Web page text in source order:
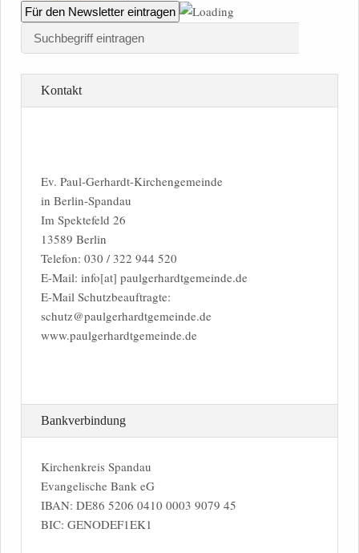
Kontakt
Ev. Paul-Gerhardt-Kirchengemeinde
in Berlin-Spandau
Im Spektefeld 26
13589 Berlin
Telefon: 030 / 322 944 520
E-Mail: info[at] paulgerhardtgemeinde.de
E-Mail Schutzbeauftragte:
schutz@paulgerhardtgemeinde.de
www.paulgerhardtgemeinde.de
Bankverbindung
Kirchenkreis Spandau
Evangelische Bank eG
IBAN: DE86 5206 0410 0003 9079 45
BIC: GENODEF1EK1